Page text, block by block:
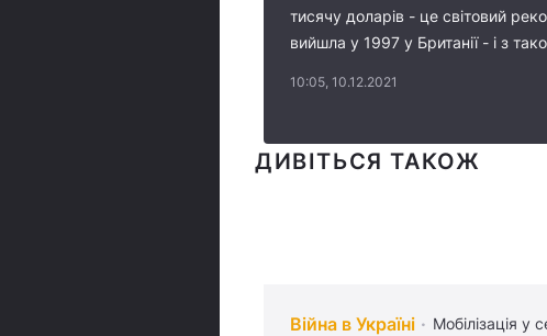
тисячу доларів - це світовий
вийшла у 1997 у Британії - і з
10:05, 10.12.2021
ДИВІТЬСЯ ТАКОЖ
Війна в Україні Мобілізація у